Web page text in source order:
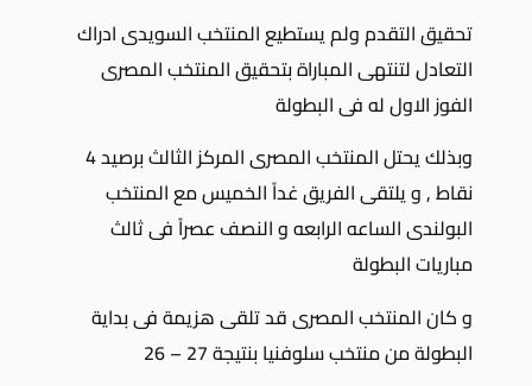
تحقيق التقدم ولم يستطيع المنتخب السويدى ادراك
التعادل لتنتهى المباراة بتحقيق المنتخب المصرى
الفوز الاول له فى البطولة
وبذلك يحتل المنتخب المصرى المركز الثالث برصيد 4
نقاط , و يلتقى الفريق غداً الخميس مع المنتخب
البولندى الساعه الرابعه و النصف عصراً فى ثالث
مباريات البطولة
و كان المنتخب المصرى قد تلقى هزيمة فى بداية
البطولة من منتخب سلوفنيا بنتيجة 27 – 26